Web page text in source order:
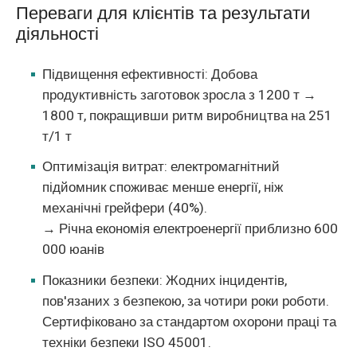
Переваги для клієнтів та результати
діяльності
Підвищення ефективності: Добова
продуктивність заготовок зросла з 1200 т →
1800 т, покращивши ритм виробництва на 251
т/1 т
Оптимізація витрат: електромагнітний
підйомник споживає менше енергії, ніж
механічні грейфери (40%).
→ Річна економія електроенергії приблизно 600
000 юанів
Показники безпеки: Жодних інцидентів,
пов'язаних з безпекою, за чотири роки роботи.
Сертифіковано за стандартом охорони праці та
техніки безпеки ISO 45001.